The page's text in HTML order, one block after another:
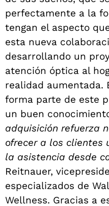
perfectamente a la
tengan el aspecto
esta nueva
desarrollando un
atención óptica al
realidad aumentada.
forma parte de este
un buen
adquisición refuerza
ofrecer a los clientes
la asistencia desde
Reitnauer,
especializados de
Wellness. Gracias a